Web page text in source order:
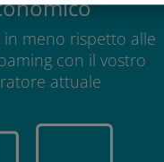
in meno rispetto alle
con il vostro
attuale